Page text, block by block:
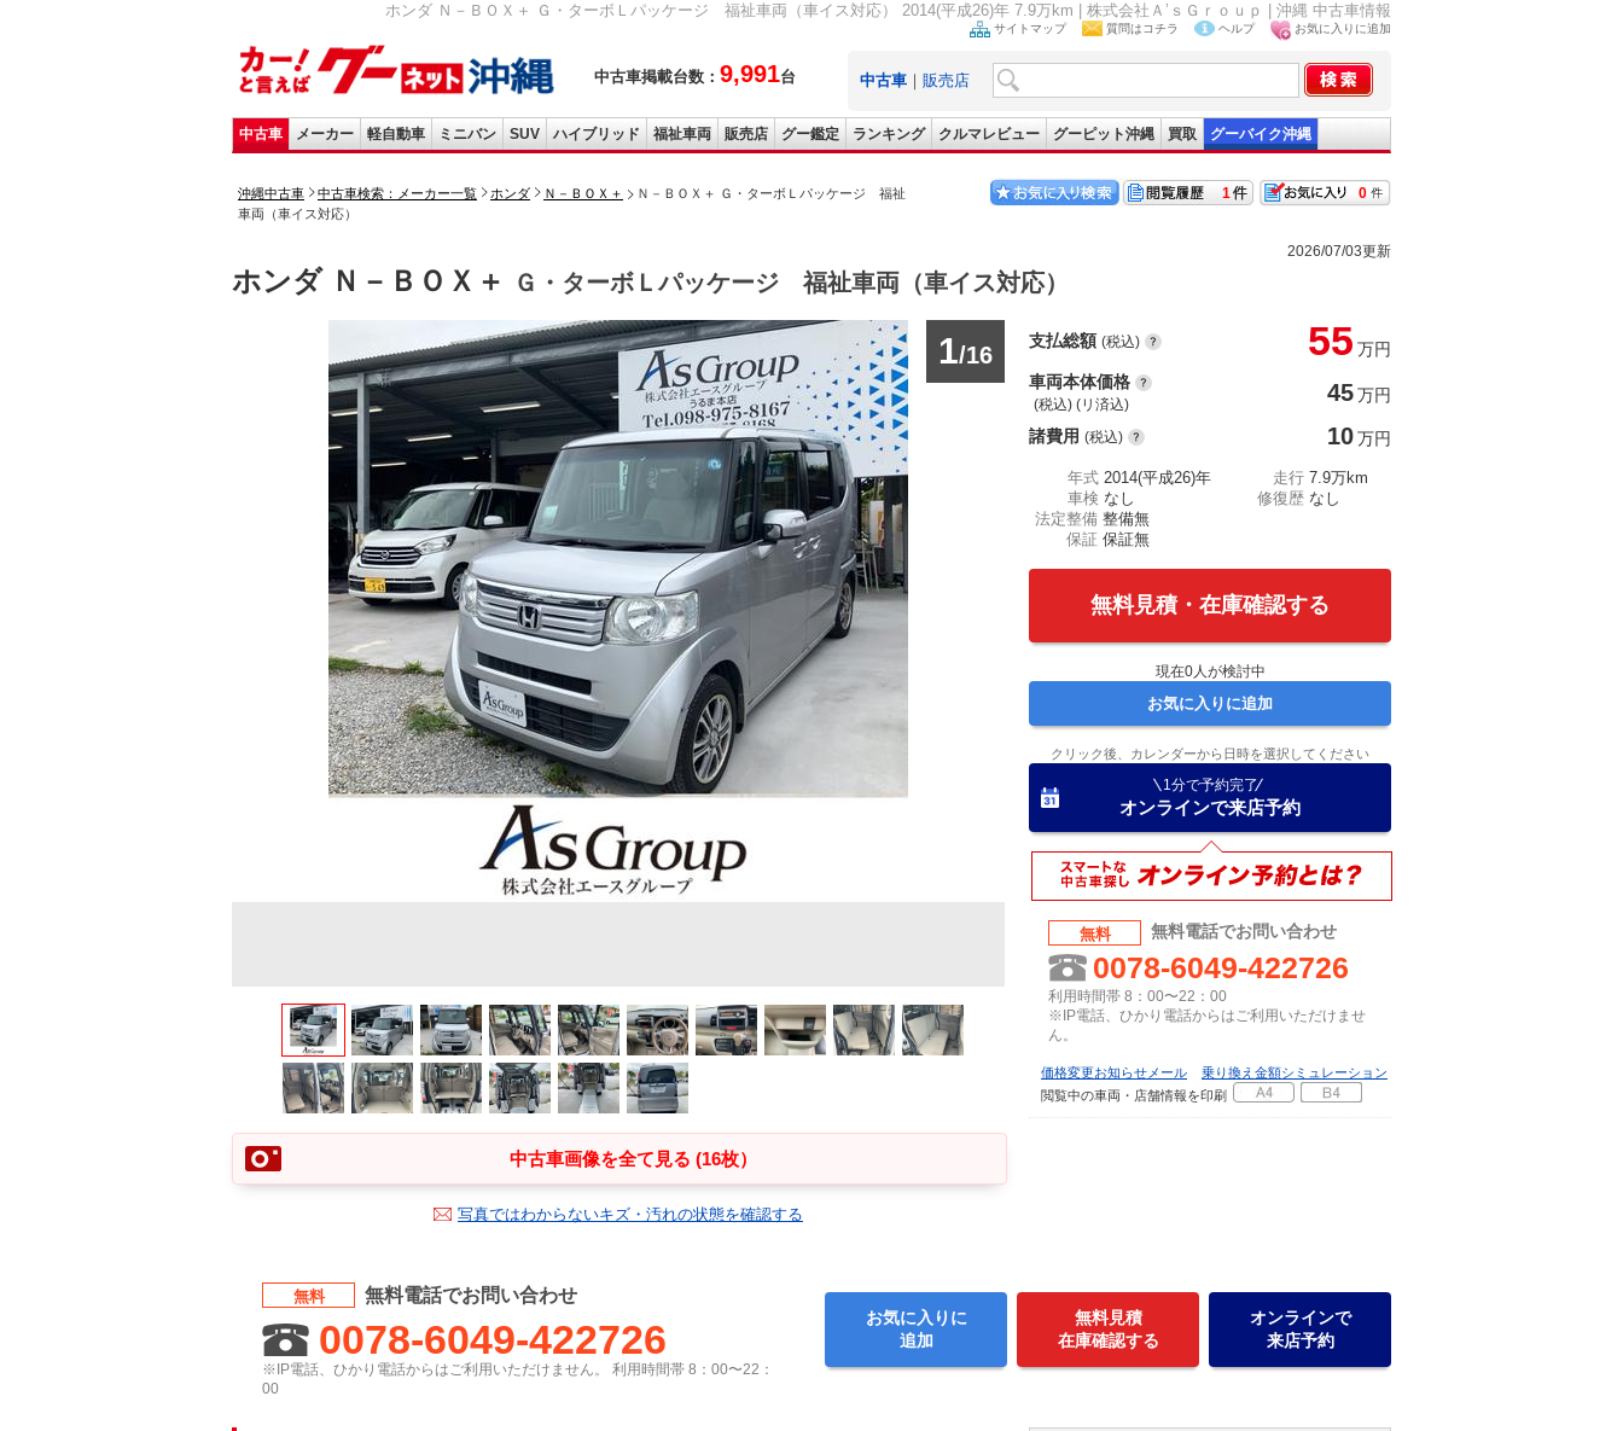
ホンダ Ｎ－ＢＯＸ＋ Ｇ・ターボＬパッケージ 福祉車両（車イス対応） 2014(平成26)年 7.9万km | 株式会社Ａ’ｓＧｒｏｕｐ | 沖縄 中古車情報
中古車掲載台数： 9,991台
サイトマップ 質問はコチラ ヘルプ お気に入りに追加
中古車 ｜ 販売店
中古車 メーカー 軽自動車 ミニバン SUV ハイブリッド 福祉車両 販売店 グー鑑定 ランキング クルマレビュー グーピット沖縄 買取 グーバイク沖縄
沖縄中古車 中古車検索：メーカー一覧 ホンダ Ｎ－ＢＯＸ＋
Ｎ－ＢＯＸ＋ Ｇ・ターボＬパッケージ 福祉
車両（車イス対応）
0
1
2026/07/03更新
ホンダ Ｎ－ＢＯＸ＋ Ｇ・ターボＬパッケージ 福祉車両（車イス対応）
1/16
中古車画像を全て見る (16枚）
写真ではわからないキズ・汚れの状態を確認する
支払総額 (税込) 55 万円
車両本体価格
(税込) (リ済込) 45万円
諸費用 (税込) 10万円
年式 2014(平成26)年 走行 7.9万km
車検 なし 修復歴 なし
法定整備 整備無
保証 保証無
無料見積・在庫確認する
現在0人が検討中
お気に入りに追加
クリック後、カレンダーから日時を選択してください
1分で予約完了
オンラインで来店予約
無料 無料電話でお問い合わせ
0078-6049-422726
利用時間帯 8：00〜22：00
※IP電話、ひかり電話からはご利用いただけませ
ん。
価格変更お知らせメール
乗り換え金額シミュレーション
閲覧中の車両・店舗情報を印刷
無料 無料電話でお問い合わせ
0078-6049-422726
※IP電話、ひかり電話からはご利用いただけません。 利用時間帯 8：00〜22：
00
お気に入りに
追加
無料見積
在庫確認する
オンラインで
来店予約